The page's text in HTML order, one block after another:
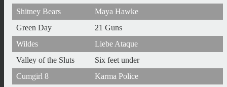
Shitney Bears
Maya Hawke
Green Day
21 Guns
Wildes
Liebe Ataque
Valley of the Sluts
Six feet under
Cumgirl 8
Karma Police